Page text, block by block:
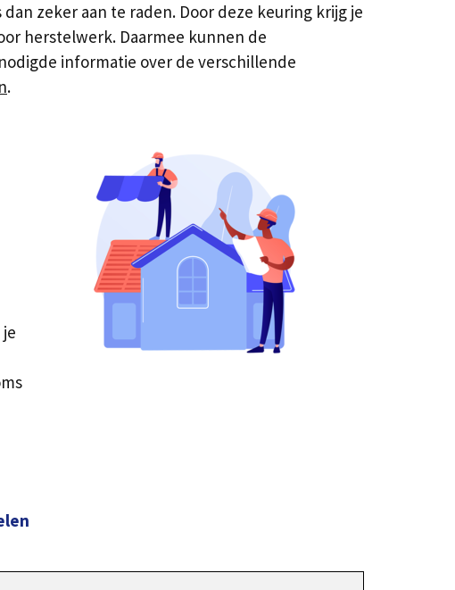
zeker aan te raden. Door deze keuring krijg je
herstelwerk. Daarmee kunnen de
informatie over de verschillende
.